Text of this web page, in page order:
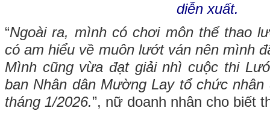
diễn xuất.
“Ngoài ra, mình có chơi môn thể thao
có am hiểu về muôn lướt ván nên mình
Mình cũng vừa đạt giải nhì cuộc thi
ban Nhân dân Mường Lay tổ chức nhân
tháng 1/2026.”, nữ doanh nhân cho biết